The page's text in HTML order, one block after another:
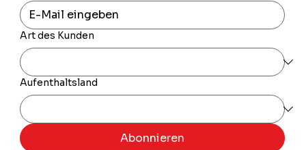
Art des Kunden
Aufenthaltsland
Abonnieren